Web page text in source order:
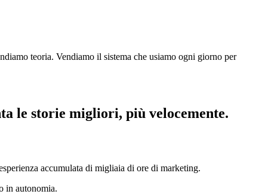
teoria. Vendiamo il sistema che usiamo ogni giorno per
le storie migliori, più velocemente.
accumulata di migliaia di ore di marketing.
in autonomia.